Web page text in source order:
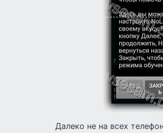
Далеко не на всех